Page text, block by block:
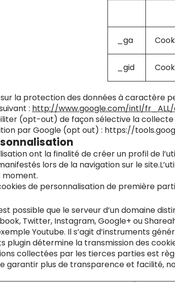
_ga
_gid
la protection des données à caractère
: http://www.google.com/intl/
(opt-out) de façon sélective la
par Google (opt out) : https://
ont la finalité de créer un profil de
lors de la navigation sur le
de personnalisation de première
possible que le serveur d’un domaine
Twitter, Instagram, Google+ ou
Youtube. Il s’agit d’instruments
plugin détermine la transmission des
collectées par les tierces parties est
garantir plus de transparence et facilité,